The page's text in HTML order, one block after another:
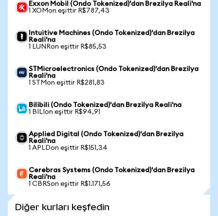
Exxon Mobil (Ondo Tokenized)'dan Brezilya Reali'na
1 XOMon eşittir R$787,43
Intuitive Machines (Ondo Tokenized)'dan Brezilya
Reali'na
1 LUNRon eşittir R$85,53
STMicroelectronics (Ondo Tokenized)'dan Brezilya
Reali'na
1 STMon eşittir R$281,83
Bilibili (Ondo Tokenized)'dan Brezilya Reali'na
1 BILIon eşittir R$94,91
Applied Digital (Ondo Tokenized)'dan Brezilya
Reali'na
1 APLDon eşittir R$151,34
Cerebras Systems (Ondo Tokenized)'dan Brezilya
Reali'na
1 CBRSon eşittir R$1.171,56
Diğer kurları keşfedin